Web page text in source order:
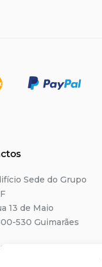
Sede do Grupo
13 de Maio
530 Guimarães
912 495 918